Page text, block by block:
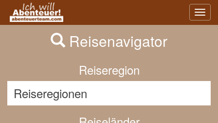
Previous
Reisenavigator
Reiseregion